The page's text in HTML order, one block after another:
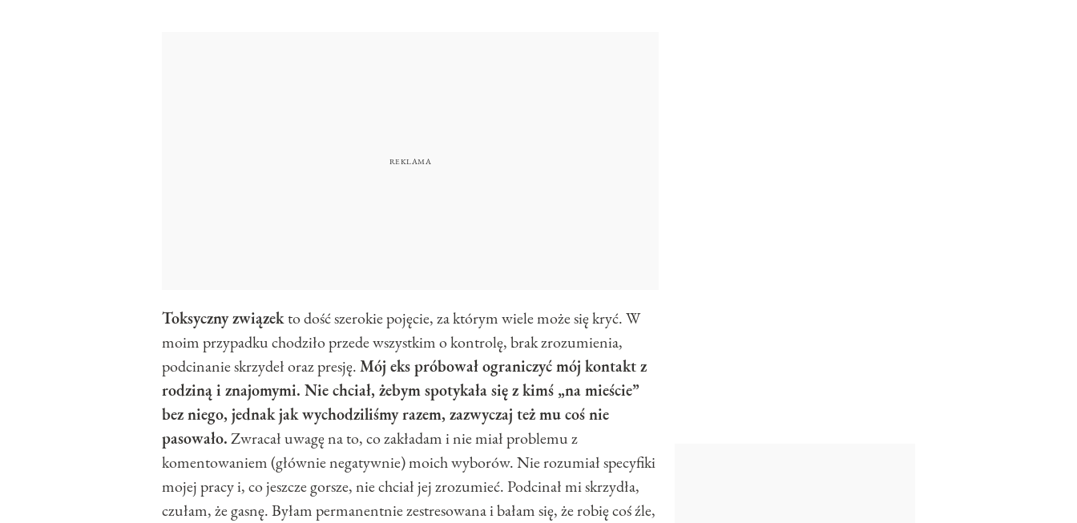
Toksyczny związekto dość szerokie pojęcie, za którym wiele może się kryć. W
moim przypadku chodziło przede wszystkim o kontrolę, brak zrozumienia,
podcinanie skrzydeł oraz presję.Mój eks próbował ograniczyć mój kontakt z
rodziną i znajomymi. Nie chciał, żebym spotykała się z kimś „na mieście”
bez niego, jednak jak wychodziliśmy razem, zazwyczaj też mu coś nie
pasowało.Zwracał uwagę na to, co zakładam i nie miał problemu z
komentowaniem (głównie negatywnie) moich wyborów. Nie rozumiał specyfiki
mojej pracy i, co jeszcze gorsze, nie chciał jej zrozumieć. Podcinał mi skrzydła,
czułam, że gasnę. Byłam permanentnie zestresowana i bałam się, że robię coś źle,